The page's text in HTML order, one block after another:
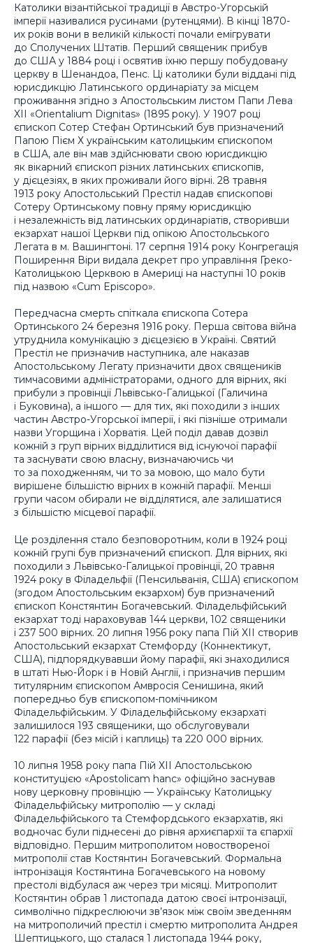
Католики візантійської традиції в Австро-Угорській
імперії називалися русинами (рутенцями). В кінці 1870-
их років вони в великій кількості почали емігрувати
до Сполучених Штатів. Перший священик прибув
до США у 1884 році і освятив їхню першу побудовану
церкву в Шенандоа, Пенс. Ці католики були віддані під
юрисдикцію Латинського ординаріату за місцем
проживання згідно з Апостольським листом Папи Лева
ХІІ «Orientalium Dignitas» (1895 року). У 1907 році
єпископ Сотер Стефан Ортинський був призначений
Папою Пієм Х українським католицьким єпископом
в США, але він мав здійснювати свою юрисдикцію
як вікарний єпископ різних латинських єпископів,
у дієцезіях, в яких проживали його вірні. 28 травня
1913 року Апостольський Престіл надав єпископові
Сотеру Ортинському повну пряму юрисдикцію
і незалежність від латинських ординаріатів, створивши
екзархат нашої Церкви під опікою Апостольського
Легата в м. Вашингтоні. 17 серпня 1914 року Конгрегація
Поширення Віри видала декрет про управління Греко-
Католицькою Церквою в Америці на наступні 10 років
під назвою «Cum Episcopo».
Передчасна смерть спіткала єпископа Сотера
Ортинського 24 березня 1916 року. Перша світова війна
утруднила комунікацію з дієцезією в Україні. Святий
Престіл не призначив наступника, але наказав
Апостольському Легату призначити двох священиків
тимчасовими адміністраторами, одного для вірних, які
прибули з провінції Львівсько-Галицької (Галичина
і Буковина), а іншого — для тих, які походили з інших
частин Австро-Угорської імперії, і які пізніше отримали
назви Угорщина і Хорватія. Цей поділ давав дозвіл
кожній з груп вірних відділитися від існуючої парафії
та заснувати свою власну, визначаючись чи
то за походженням, чи то за мовою, що мало бути
вирішене більшістю вірних в кожній парафії. Менші
групи часом обирали не відділятися, але залишатися
з більшістю місцевої парафії.
Це розділення стало безповоротним, коли в 1924 році
кожній групі був призначений єпископ. Для вірних, які
походили з Львівсько-Галицької провінції, 20 травня
1924 року в Філадельфії (Пенсильванія, США) єпископом
(згодом Апостольським екзархом) був призначений
єпископ Констянтин Богачевський. Філадельфійський
екзархат тоді нараховував 144 церкви, 102 священики
і 237 500 вірних. 20 липня 1956 року папа Пій ХІІ створив
Апостольський екзархат Стемфорду (Коннектикут,
США), підпорядкувавши йому парафії, які знаходилися
в штаті Нью-Йорк і в Новій Англії, і призначив першим
титулярним єпископом Амвросія Сенишина, який
попередньо був єпископом-помічником
Філадельфійським. У Філадельфійському екзархаті
залишилося 193 священики, що обслуговували
122 парафії (без місій і каплиць) та 220 000 вірних.
10 липня 1958 року папа Пій ХІІ Апостольською
конституцією «Apostolicam hanc» офіційно заснував
нову церковну провінцію — Українську Католицьку
Філадельфійську митрополію — у складі
Філадельфійського та Стемфордського екзархатів, які
водночас були піднесені до рівня архиєпархії та єпархії
відповідно. Першим митрополитом новоствореної
митрополії став Костянтин Богачевський. Формальна
інтронізація Костянтина Богачевського на новому
престолі відбулася аж через три місяці. Митрополит
Костянтин обрав 1 листопада датою своєї інтронізації,
символічно підкреслюючи зв’язок між своїм зведенням
на митрополичий престіл і смертю митрополита Андрея
Шептицького, що сталася 1 листопада 1944 року,